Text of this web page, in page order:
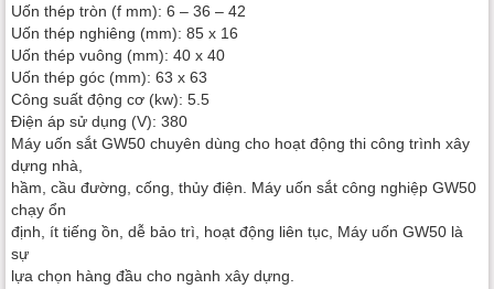
Uốn thép tròn (f mm): 6 – 36 – 42
Uốn thép nghiêng (mm): 85 x 16
Uốn thép vuông (mm): 40 x 40
Uốn thép góc (mm): 63 x 63
Công suất động cơ (kw): 5.5
Điện áp sử dụng (V): 380
Máy uốn sắt GW50 chuyên dùng cho hoạt động thi công trình xây
dựng nhà,
hầm, cầu đường, cống, thủy điện. Máy uốn sắt công nghiệp GW50
chạy ổn
định, ít tiếng ồn, dễ bảo trì, hoạt động liên tục, Máy uốn GW50 là
sự
lựa chọn hàng đầu cho ngành xây dựng.